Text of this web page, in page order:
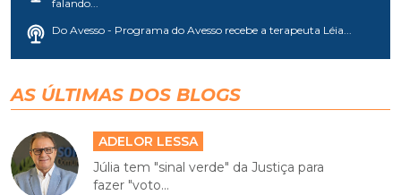
falando...
Do Avesso - Programa do Avesso recebe a terapeuta Léia...
AS ÚLTIMAS DOS BLOGS
ADELOR LESSA
Júlia tem "sinal verde" da Justiça para
fazer "voto...